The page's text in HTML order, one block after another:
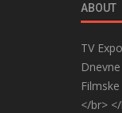
ABOUT
TV
</br>